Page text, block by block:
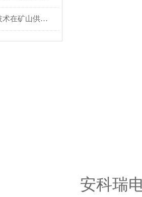
浅谈无人值守改造技术在矿山供电系统的应用研究
安科瑞